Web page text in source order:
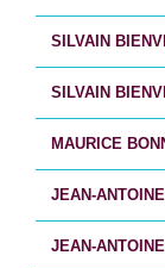
SILVAIN
SILVAIN
MAURICE
JEAN-
JEAN-